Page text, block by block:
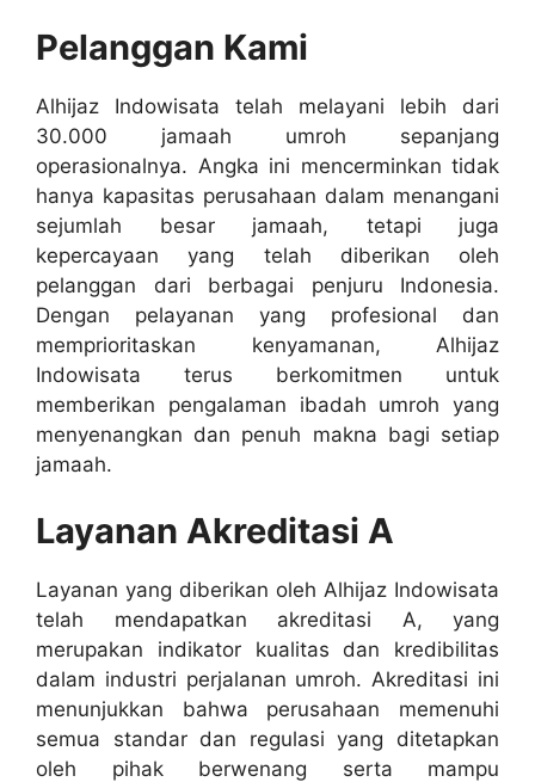
Pelanggan Kami
Alhijaz Indowisata telah melayani lebih dari
30.000 jamaah umroh sepanjang
operasionalnya. Angka ini mencerminkan tidak
hanya kapasitas perusahaan dalam menangani
sejumlah besar jamaah, tetapi juga
kepercayaan yang telah diberikan oleh
pelanggan dari berbagai penjuru Indonesia.
Dengan pelayanan yang profesional dan
memprioritaskan kenyamanan, Alhijaz
Indowisata terus berkomitmen untuk
memberikan pengalaman ibadah umroh yang
menyenangkan dan penuh makna bagi setiap
jamaah.
Layanan Akreditasi A
Layanan yang diberikan oleh Alhijaz Indowisata
telah mendapatkan akreditasi A, yang
merupakan indikator kualitas dan kredibilitas
dalam industri perjalanan umroh. Akreditasi ini
menunjukkan bahwa perusahaan memenuhi
semua standar dan regulasi yang ditetapkan
oleh pihak berwenang serta mampu